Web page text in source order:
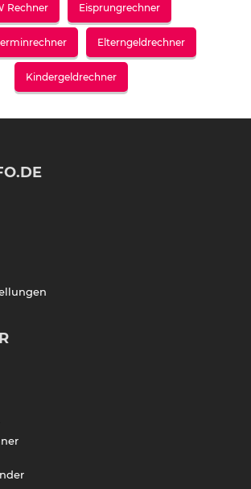
Rechner Eisprungrechner
Elterngeldrechner
Kindergeldrechner